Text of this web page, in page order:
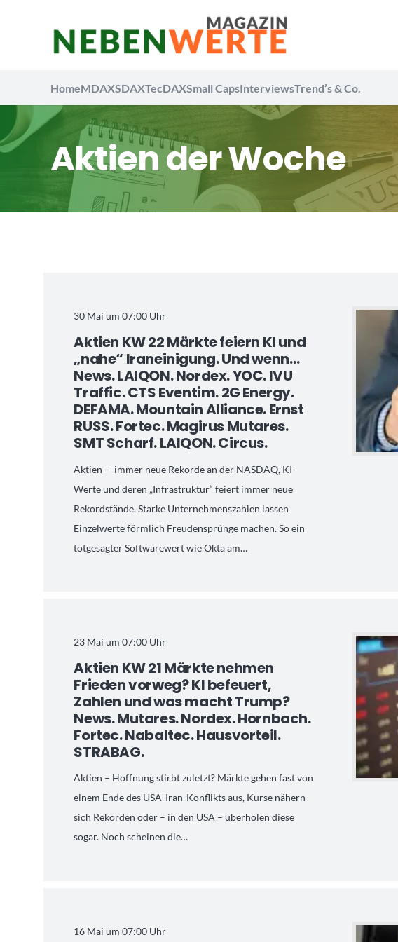
HomeMDAXSDAXTecDAXSmall CapsInterviewsTrend’s & Co.
Aktien der Woche
30 Mai um 07:00 Uhr
Aktien KW 22 Märkte feiern KI und
„nahe“ Iraneinigung. Und wenn…
News. LAIQON. Nordex. YOC. IVU
Traffic. CTS Eventim. 2G Energy.
DEFAMA. Mountain Alliance. Ernst
RUSS. Fortec. Magirus Mutares.
SMT Scharf. LAIQON. Circus.
Aktien – immer neue Rekorde an der NASDAQ, KI-
Werte und deren „Infrastruktur“ feiert immer neue
Rekordstände. Starke Unternehmenszahlen lassen
Einzelwerte förmlich Freudensprünge machen. So ein
totgesagter Softwarewert wie Okta am…
23 Mai um 07:00 Uhr
Aktien KW 21 Märkte nehmen
Frieden vorweg? KI befeuert,
Zahlen und was macht Trump?
News. Mutares. Nordex. Hornbach.
Fortec. Nabaltec. Hausvorteil.
STRABAG.
Aktien – Hoffnung stirbt zuletzt? Märkte gehen fast von
einem Ende des USA-Iran-Konflikts aus, Kurse nähern
sich Rekorden oder – in den USA – überholen diese
sogar. Noch scheinen die…
16 Mai um 07:00 Uhr